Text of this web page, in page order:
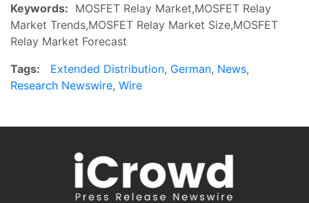
Keywords: MOSFET Relay Market,MOSFET Relay
Market Trends,MOSFET Relay Market Size,MOSFET
Relay Market Forecast
Tags:
Extended Distribution, German, News,
Research Newswire, Wire